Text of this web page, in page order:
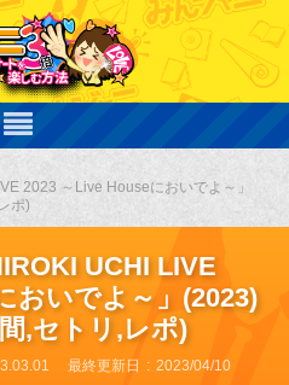
2023 ～Live Houseにおいでよ～」
ポ)
UCHI LIVE
おいでよ～」(2023)
,セトリ,レポ)
最終更新日 2023/04/10